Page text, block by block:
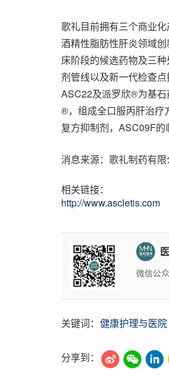
歌礼目前拥有三个商业
酒精性脂肪性肝炎领域
床阶段的候选药物及三
剂管线以及新一代检查
ASC22及派罗欣®为基
®，组成全口服丙肝治疗
复方抑制剂，ASC09F的
消息来源：歌礼制药有限
相关链接：
http://www.ascletis.com
微信公
关键词： 健康护理与医院
分享到：